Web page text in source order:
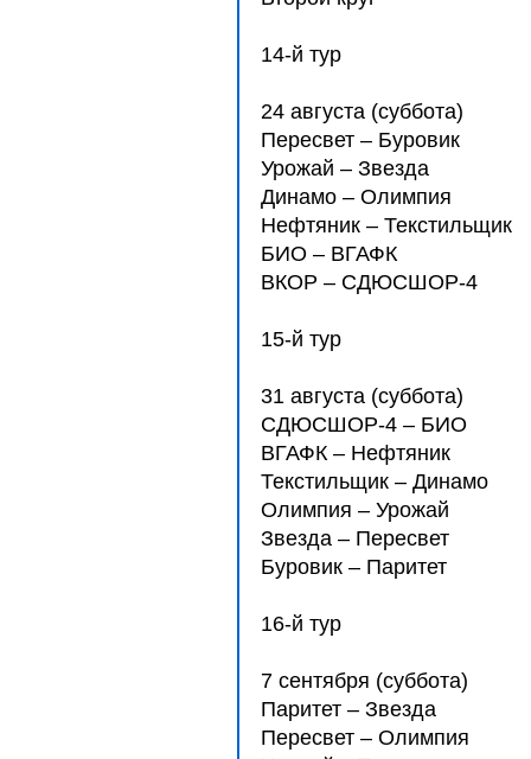
14-й тур
24 августа (суббота)
Пересвет – Буровик
Урожай – Звезда
Динамо – Олимпия
Нефтяник – Текстильщик
БИО – ВГАФК
ВКОР – СДЮCШОР-4
15-й тур
31 августа (суббота)
СДЮCШОР-4 – БИО
ВГАФК – Нефтяник
Текстильщик – Динамо
Олимпия – Урожай
Звезда – Пересвет
Буровик – Паритет
16-й тур
7 сентября (суббота)
Паритет – Звезда
Пересвет – Олимпия